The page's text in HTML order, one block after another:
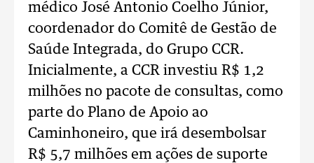
médico José Antonio Coelho Júnior,
coordenador do Comitê de Gestão de
Saúde Integrada, do Grupo CCR.
Inicialmente, a CCR investiu R$ 1,2
milhões no pacote de consultas, como
parte do Plano de Apoio ao
Caminhoneiro, que irá desembolsar
R$ 5,7 milhões em ações de suporte